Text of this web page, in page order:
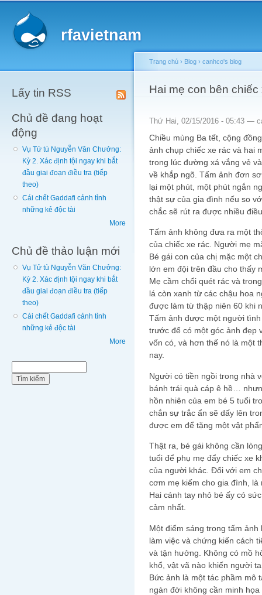
rfavietnam
Lấy tin RSS
Chủ đề đang hoạt
động
Vụ Tử tù Nguyễn Văn Chưởng:
Kỳ 2. Xác định tội ngay khi bắt
đầu giai đoạn điều tra (tiếp
theo)
Cái chết Gaddafi cảnh tỉnh
những kẻ độc tài
More
Chủ đề thảo luận mới
Vụ Tử tù Nguyễn Văn Chưởng:
Kỳ 2. Xác định tội ngay khi bắt
đầu giai đoạn điều tra (tiếp
theo)
Cái chết Gaddafi cảnh tỉnh
những kẻ độc tài
More
You are here
Trang chủ › Blog › canhco's blog
Hai mẹ con bên chiếc
Thứ Hai, 02/15/2016 - 05:43 —
Chiều mùng Ba tết, cộng
ảnh chụp chiếc xe rác và hai
trong lúc đường xá vắng vẻ
về khắp ngõ. Tấm ảnh đơn
lại một phút, một phút ngắn
thật sự của gia đình nếu so
chắc sẽ rút ra được nhiều
Tấm ảnh không đưa ra một
của chiếc xe rác. Người mẹ
Bé gái con của chị mặc một
lớn em đội trên đầu cho thấy
Mẹ cầm chổi quét rác và
lá còn xanh từ các chậu hoa
được làm từ thập niên 60 khi
Tấm ảnh được một người
trước để có một góc ảnh đẹp
vốn có, và hơn thế nó là một
nay.
Người có tiền ngồi trong nhà
bánh trái quà cáp ê hề…
hồn nhiên của em bé 5 tuổi
chắn sự trắc ẩn sẽ dấy lên
được em để tặng một vật
Thật ra, bé gái không cần
tuổi để phụ mẹ đẩy chiếc xe
của người khác. Đối với em
cơm mẹ kiếm cho gia đình,
Hai cánh tay nhỏ bé ấy có
cảm nhất.
Một điểm sáng trong tấm
làm việc và chứng kiến cách
và tận hưởng. Không có mồ
khổ, vật vã nào khiến người
Bức ảnh là một tác phầm mô
ngàn đời không cần minh